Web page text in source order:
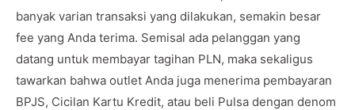
banyak varian transaksi yang dilakukan, semakin besar
fee yang Anda terima. Semisal ada pelanggan yang
datang untuk membayar tagihan PLN, maka sekaligus
tawarkan bahwa outlet Anda juga menerima pembayaran
BPJS, Cicilan Kartu Kredit, atau beli Pulsa dengan denom